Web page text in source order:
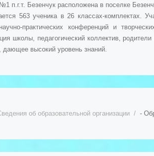
Безенчук расположена в поселке
563 ученика в 26 классах-комплектах.
практических конференций и
школы, педагогический коллектив,
дающее высокий уровень знаний.
об образовательной организации -